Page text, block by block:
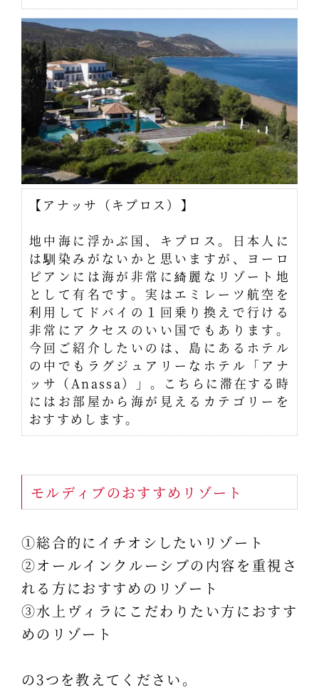
【アナッサ（キプロス）】
地中海に浮かぶ国、キプロス。日本人に
は馴染みがないかと思いますが、ヨーロ
ピアンには海が非常に綺麗なリゾート地
として有名です。実はエミレーツ航空を
利用してドバイの１回乗り換えで行ける
非常にアクセスのいい国でもあります。
今回ご紹介したいのは、島にあるホテル
の中でもラグジュアリーなホテル「アナ
ッサ（Anassa）」。こちらに滞在する時
にはお部屋から海が見えるカテゴリーを
おすすめします。
モルディブのおすすめリゾート
①総合的にイチオシしたいリゾート
②オールインクルーシブの内容を重視さ
れる方におすすめのリゾート
③水上ヴィラにこだわりたい方におすす
めのリゾート
の3つを教えてください。